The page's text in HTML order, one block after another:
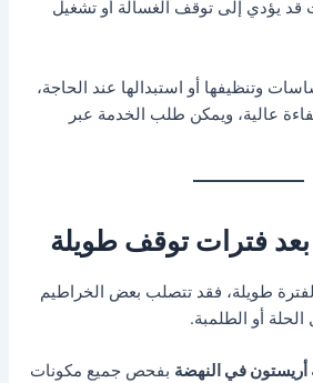
يؤدي إلى توقف الغسالة أو تشغيل
وتنظيفها أو استبدالها عند الحاجة،
عالية، ويمكن طلب الخدمة عبر
بعد فترات توقف طويلة
طويلة، فقد تتصلب بعض الخراطيم
أو الطلمبة.
أريستون في النهضة بفحص جميع مكونات